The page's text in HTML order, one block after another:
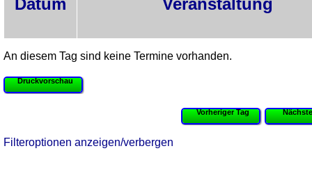
An diesem Tag sind keine Termine vorhanden.
Druckvorschau
Vorheriger Tag
Filteroptionen anzeigen/verbergen